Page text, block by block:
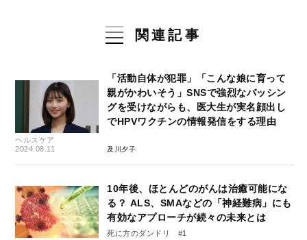
関連記事
ヘルスケア
2024.08.11
「活動自体が犯罪」「こんな娘に育って
親がかわいそう」SNSで強烈なバッシン
グを受けながらも、医大生が実名顔出し
でHPVワクチンの情報発信をする理由
及川夕子
10年後、ほとんどのがんは治癒可能にな
る？ ALS、SMAなどの「神経難病」にも
有効なアプローチが続々の未来とは
死に方のダンドリ #1